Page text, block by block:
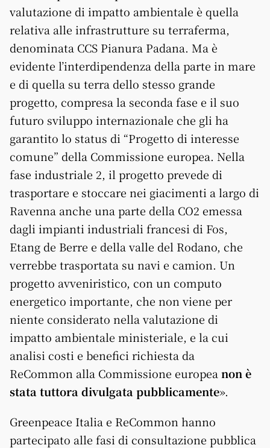
valutazione di impatto ambientale è quella
relativa alle infrastrutture su terraferma,
denominata CCS Pianura Padana. Ma è
evidente l’interdipendenza della parte in mare
e di quella su terra dello stesso grande
progetto, compresa la seconda fase e il suo
futuro sviluppo internazionale che gli ha
garantito lo status di “Progetto di interesse
comune” della Commissione europea. Nella
fase industriale 2, il progetto prevede di
trasportare e stoccare nei giacimenti a largo di
Ravenna anche una parte della CO2 emessa
dagli impianti industriali francesi di Fos,
Etang de Berre e della valle del Rodano, che
verrebbe trasportata su navi e camion. Un
progetto avveniristico, con un computo
energetico importante, che non viene per
niente considerato nella valutazione di
impatto ambientale ministeriale, e la cui
analisi costi e benefici richiesta da
ReCommon alla Commissione europea non è
stata tuttora divulgata pubblicamente».
Greenpeace Italia e ReCommon hanno
partecipato alle fasi di consultazione pubblica